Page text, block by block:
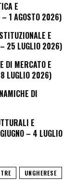
E
– 1 AGOSTO 2026)
E
25 LUGLIO 2026)
DI MERCATO E
LUGLIO 2026)
DI
E
– 4 LUGLIO
UNGHERESE